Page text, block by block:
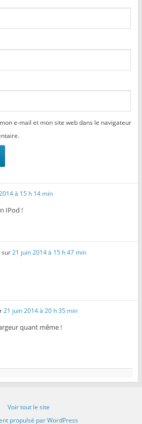
e-mail et mon site web dans le navigateur
à 15 h 14 min
IPod !
sur21 juin 2014 à 15 h 47 min
21 juin 2014 à 20 h 35 min
quant même !
Voir tout le site
propulsé par WordPress